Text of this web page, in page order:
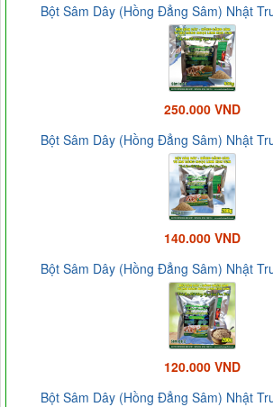
Bột Sâm Dây (Hồng Đẳng Sâm) Nhật
250.000 VND
Bột Sâm Dây (Hồng Đẳng Sâm) Nhật
140.000 VND
Bột Sâm Dây (Hồng Đẳng Sâm) Nhật
120.000 VND
Bột Sâm Dây (Hồng Đẳng Sâm) Nhật